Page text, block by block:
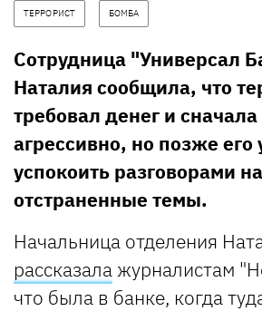
ТЕРРОРИСТ БОМБА
Сотрудница "Универсал
Наталия сообщила, что
требовал денег и
агрессивно, но позже его
успокоить разговорами на
отстраненные темы.
Начальница отделения
рассказалажурналистам
что была в банке, когда